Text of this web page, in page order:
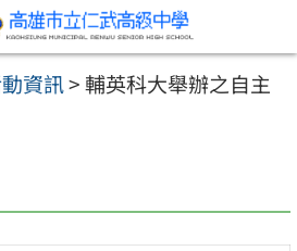
資訊>輔英科大舉辦之自主